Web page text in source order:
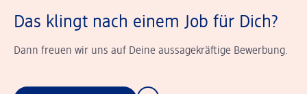
Das klingt nach einem Job für Dich?
Dann freuen wir uns auf Deine aussagekräftige Bewerbung.